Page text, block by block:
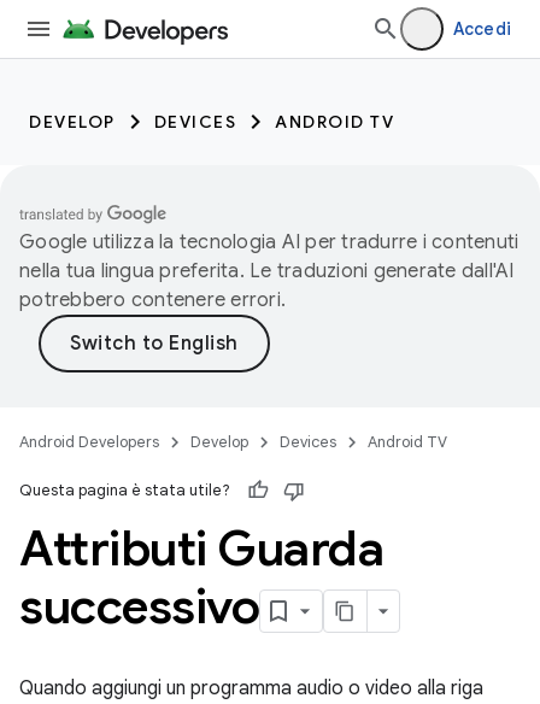
Accedi
DEVELOP DEVICES ANDROID TV
Google utilizza la tecnologia AI per tradurre i contenuti
nella tua lingua preferita. Le traduzioni generate dall'AI
potrebbero contenere errori.
Android Developers Develop Devices Android TV
Questa pagina è stata utile?
Attributi Guarda
successivo
Quando aggiungi un programma audio o video alla riga